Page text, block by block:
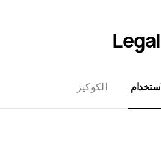
Legal
الكوكيز